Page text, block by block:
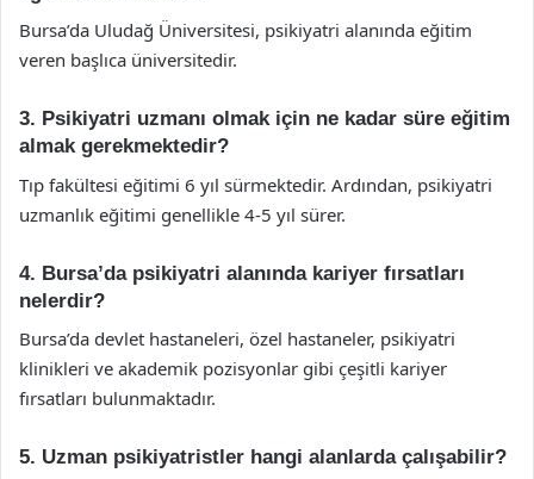
Bursa’da Uludağ Üniversitesi, psikiyatri alanında eğitim
veren başlıca üniversitedir.
3. Psikiyatri uzmanı olmak için ne kadar süre eğitim
almak gerekmektedir?
Tıp fakültesi eğitimi 6 yıl sürmektedir. Ardından, psikiyatri
uzmanlık eğitimi genellikle 4-5 yıl sürer.
4. Bursa’da psikiyatri alanında kariyer fırsatları
nelerdir?
Bursa’da devlet hastaneleri, özel hastaneler, psikiyatri
klinikleri ve akademik pozisyonlar gibi çeşitli kariyer
fırsatları bulunmaktadır.
5. Uzman psikiyatristler hangi alanlarda çalışabilir?